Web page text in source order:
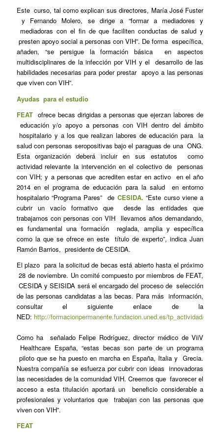
Este curso, tal como explican sus directores, María José Fuster
y Fernando Molero, se dirige a “formar a mediadores y
mediadoras con el fin de que faciliten conductas de salud y
presten apoyo social a personas con VIH”. De forma específica,
añaden, “se persigue la formación básica en aspectos
multidisciplinares de la infección por VIH y el desarrollo de las
habilidades necesarias para poder prestar apoyo a las personas
que viven con VIH”.
Ayudas para el estudio
FEATofrece becas dirigidas a personas que ejerzan labores de
educación y/o apoyo a personas con VIH dentro del ámbito
hospitalario y a los que realizan labores de educación para la
salud con personas seropositivas bajo el paraguas de una ONG.
Esta organización deberá incluir en sus estatutos como
actividad relevante la intervención en el colectivo de personas
con VIH; y a personas que acrediten estar en activo en el año
2014 en el programa de educación para la salud en entorno
hospitalario “Programa Pares” de CESIDA. “Este curso viene a
cubrir un vacío formativo que desde las entidades que
trabajamos con personas con VIH llevamos años demandando,
es fundamental una formación reglada, amplia y específica
como la que se ofrece en este título de experto”, indica Juan
Ramón Barrios, presidente de CESIDA.
El plazo para la solicitud de becas está abierto hasta el próximo
28 de noviembre. Un comité compuesto por miembros de FEAT,
CESIDA y SEISIDA será el encargado del proceso de selección
de las personas candidatas a las becas. Para más información,
consultar el siguiente enlace de la
NED: http://formacionpermanente.fundacion.uned.es/tp_actividad/
Como ha señalado Felipe Rodríguez, director médico de ViiV
Healthcare España, “estas becas son parte de un programa
piloto que se ha puesto en marcha en España, Italia y Grecia.
Nuestra compañía se esfuerza por cubrir con ideas innovadoras
las necesidades de la comunidad VIH. Creemos que favorecer el
acceso a esta titulación aportará un beneficio considerable a
profesionales y voluntarios que trabajan con las personas que
viven con VIH”.
FEAT